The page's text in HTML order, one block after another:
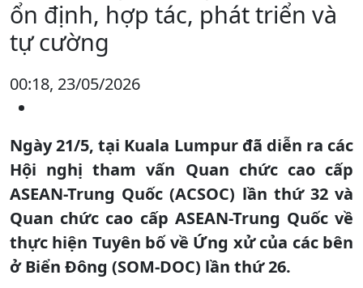
ổn định, hợp tác, phát triển và
tự cường
00:18, 23/05/2026
Ngày 21/5, tại Kuala Lumpur đã diễn ra các
Hội nghị tham vấn Quan chức cao cấp
ASEAN-Trung Quốc (ACSOC) lần thứ 32 và
Quan chức cao cấp ASEAN-Trung Quốc về
thực hiện Tuyên bố về Ứng xử của các bên
ở Biển Đông (SOM-DOC) lần thứ 26.